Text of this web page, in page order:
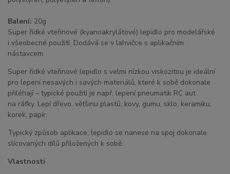
Balení: 20g
Super řídké vteřinové (kyanoakrylátové) lepidlo pro modelářské
i všeobecné použití. Dodává se v lahvičce s aplikačním
nástavcem.
Super řídké vteřinové lepidlo s velmi nízkou viskozitou je ideální
pro lepení nesavých i savých materiálů, které k sobě dokonale
přiléhají – typické použití je např. lepení pneumatik RC aut
na ráfky. Lepí dřevo, většinu plastů, kovy, gumu, sklo, keramiku,
korek, papír.
Typický způsob aplikace: lepidlo se nanese na spoj dokonale
slícovaných dílů přiložených k sobě.
Vlastnosti